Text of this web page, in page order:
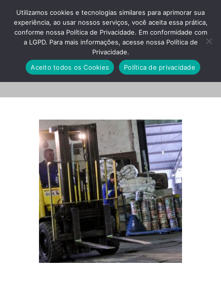
modalidades
Utilizamos cookies e tecnologias similares para aprimorar sua
experiência, ao usar nossos serviços, você aceita essa prática,
conforme nossa Política de Privacidade. Em conformidade com
a LGPD. Para mais informações, acesse nossa Política de
Privacidade.
Aceito todos os Cookies
Política de privacidade